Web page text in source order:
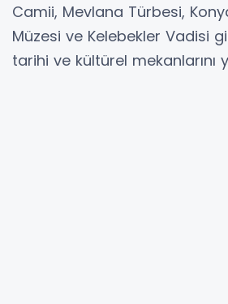
Camii, Mevlana Türbesi,
Müzesi ve Kelebekler Vadisi
tarihi ve kültürel mekanlarını